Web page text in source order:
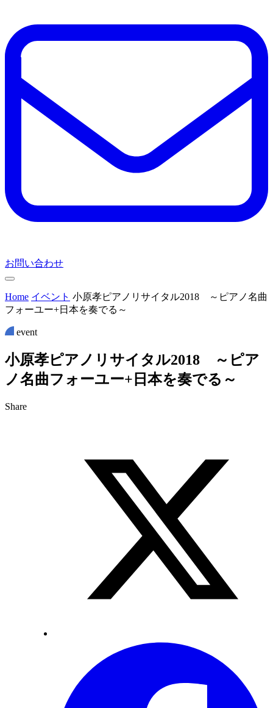
お問い合わせ
Home イベント 小原孝ピアノリサイタル2018 ～ピアノ名曲
フォーユー+日本を奏でる～
event
小原孝ピア ノ リ サイ タル2018 ～ ピア
ノ名曲フ ォ ーユー+ 日 本を奏でる ～
Share